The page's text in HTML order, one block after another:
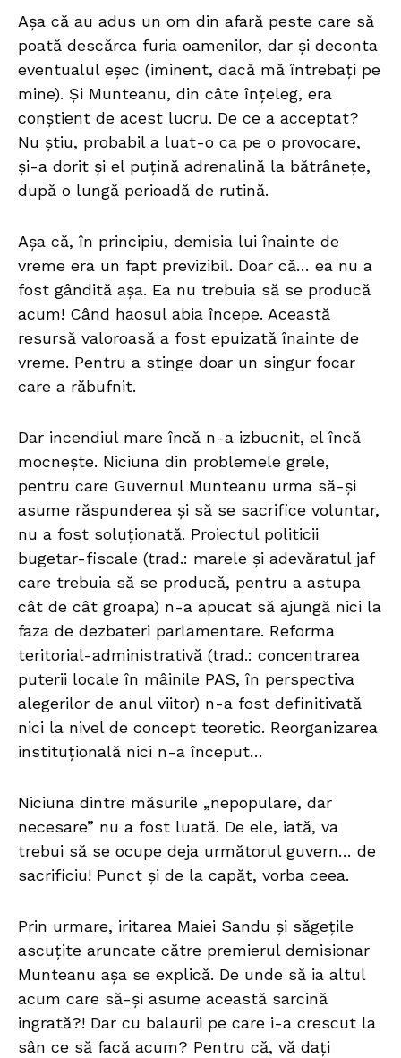
Așa că au adus un om din afară peste care să
poată descărca furia oamenilor, dar și deconta
eventualul eșec (iminent, dacă mă întrebați pe
mine). Și Munteanu, din câte înțeleg, era
conștient de acest lucru. De ce a acceptat?
Nu știu, probabil a luat-o ca pe o provocare,
și-a dorit și el puțină adrenalină la bătrânețe,
după o lungă perioadă de rutină.
Așa că, în principiu, demisia lui înainte de
vreme era un fapt previzibil. Doar că… ea nu a
fost gândită așa. Ea nu trebuia să se producă
acum! Când haosul abia începe. Această
resursă valoroasă a fost epuizată înainte de
vreme. Pentru a stinge doar un singur focar
care a răbufnit.
Dar incendiul mare încă n-a izbucnit, el încă
mocnește. Niciuna din problemele grele,
pentru care Guvernul Munteanu urma să-și
asume răspunderea și să se sacrifice voluntar,
nu a fost soluționată. Proiectul politicii
bugetar-fiscale (trad.: marele și adevăratul jaf
care trebuia să se producă, pentru a astupa
cât de cât groapa) n-a apucat să ajungă nici la
faza de dezbateri parlamentare. Reforma
teritorial-administrativă (trad.: concentrarea
puterii locale în mâinile PAS, în perspectiva
alegerilor de anul viitor) n-a fost definitivată
nici la nivel de concept teoretic. Reorganizarea
instituțională nici n-a început…
Niciuna dintre măsurile „nepopulare, dar
necesare” nu a fost luată. De ele, iată, va
trebui să se ocupe deja următorul guvern… de
sacrificiu! Punct și de la capăt, vorba ceea.
Prin urmare, iritarea Maiei Sandu și săgețile
ascuțite aruncate către premierul demisionar
Munteanu așa se explică. De unde să ia altul
acum care să-și asume această sarcină
ingrată?! Dar cu balaurii pe care i-a crescut la
sân ce să facă acum? Pentru că, vă dați